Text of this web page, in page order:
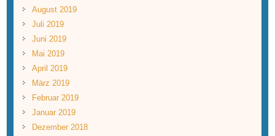
August 2019
Juli 2019
Juni 2019
Mai 2019
April 2019
März 2019
Februar 2019
Januar 2019
Dezember 2018